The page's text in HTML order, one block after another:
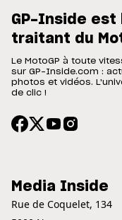
GP-Inside est
traitant du
Le MotoGP à toute
sur GP-Inside.com :
photos et vidéos.
de clic !
Media Inside
Rue de Coquelet, 134